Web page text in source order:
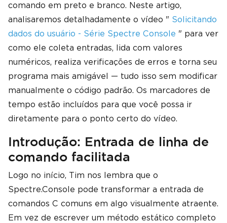
comando em preto e branco. Neste artigo,
analisaremos detalhadamente o vídeo " Solicitando
dados do usuário - Série Spectre Console " para ver
como ele coleta entradas, lida com valores
numéricos, realiza verificações de erros e torna seu
programa mais amigável — tudo isso sem modificar
manualmente o código padrão. Os marcadores de
tempo estão incluídos para que você possa ir
diretamente para o ponto certo do vídeo.
Introdução: Entrada de linha de
comando facilitada
Logo no início, Tim nos lembra que o
Spectre.Console pode transformar a entrada de
comandos C comuns em algo visualmente atraente.
Em vez de escrever um método estático completo